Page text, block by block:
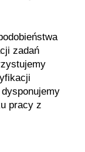
zadań
pracy z